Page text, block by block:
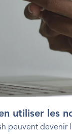
utiliser les
peuvent devenir